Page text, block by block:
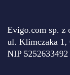
Evigo.com sp. z
ul. Klimczaka 1,
NIP 5252633492